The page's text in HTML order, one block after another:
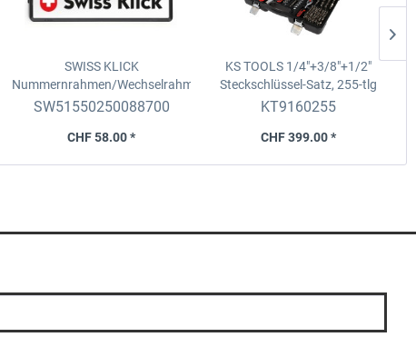
SWISS KLICK
Nummernrahmen/Wechselrahmen
Langformat, v. 8x30cm + h.
SW51550250088700
CHF 58.00 *
KS TOOLS 1/4"+3/8"+1/2"
Steckschlüssel-Satz, 255-tlg
KT9160255
CHF 399.00 *